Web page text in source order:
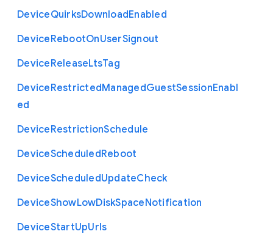
DeviceQuirksDownloadEnabled
DeviceRebootOnUserSignout
DeviceReleaseLtsTag
DeviceRestrictedManagedGuestSessionEnabl
ed
DeviceRestrictionSchedule
DeviceScheduledReboot
DeviceScheduledUpdateCheck
DeviceShowLowDiskSpaceNotification
DeviceStartUpUrls